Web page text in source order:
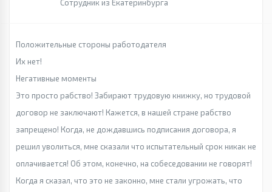
Сотрудник из Екатеринбурга
Положительные стороны работодателя
Их нет!
Негативные моменты
Это просто рабство! Забирают трудовую книжку, но трудовой
договор не заключают! Кажется, в нашей стране рабство
запрещено! Когда, не дождавшись подписания договора, я
решил уволиться, мне сказали что испытательный срок никак не
оплачивается! Об этом, конечно, на собеседовании не говорят!
Когда я сказал, что это не законно, мне стали угрожать, что